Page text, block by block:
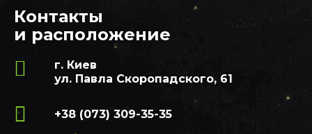
Контакты
и расположение
г. Киев
ул. Павла Скоропадского, 61
+38 (073) 309-35-35